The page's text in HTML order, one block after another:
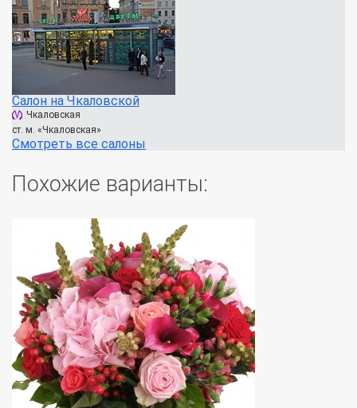
Салон на Чкаловской
Чкаловская
ст. м. «Чкаловская»
Смотреть все салоны
Похожие варианты: